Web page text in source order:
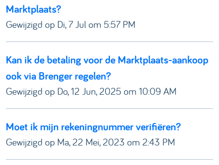
Marktplaats?
Gewijzigd op Di, 7 Jul om 5:57 PM
Kan ik de betaling voor de Marktplaats-aankoop
ook via Brenger regelen?
Gewijzigd op Do, 12 Jun, 2025 om 10:09 AM
Moet ik mijn rekeningnummer verifiëren?
Gewijzigd op Ma, 22 Mei, 2023 om 2:43 PM